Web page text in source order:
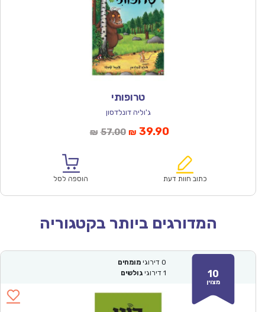
טרופותי
ג'וליה דונלדסון
₪ 57.00המחיר
₪57.00.
₪ 39.90המחיר
הוא:
כתוב חוות דעת הוספה לסל
המדורגים ביותר בקטגוריה
10
מצוין
0 דירוגי מומחים
1 דירוגי גולשים